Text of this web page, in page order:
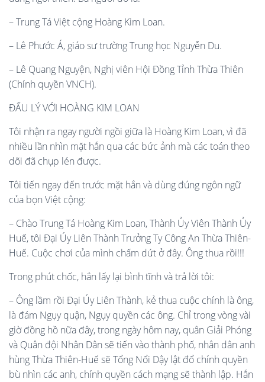
– Trung Tá Việt cộng Hoàng Kim Loan.
– Lê Phước Á, giáo sư trường Trung học Nguyễn Du.
– Lê Quang Nguyện, Nghị viên Hội Đồng Tỉnh Thừa Thiên
(Chính quyền VNCH).
ĐẤU LÝ VỚI HOÀNG KIM LOAN
Tôi nhận ra ngay người ngồi giữa là Hoàng Kim Loan, vì đã
nhiều lần nhìn mặt hắn qua các bức ảnh mà các toán theo
dõi đã chụp lén được.
Tôi tiến ngay đến trước mặt hắn và dùng đúng ngôn ngữ
của bọn Việt cộng:
– Chào Trung Tá Hoàng Kim Loan, Thành Ủy Viên Thành Ủy
Huế, tôi Đại Úy Liên Thành Trưởng Ty Công An Thừa Thiên-
Huế. Cuộc chơi của mình chấm dứt ở đây. Ông thua rồi!!!
Trong phút chốc, hắn lấy lại bình tĩnh và trả lời tôi:
– Ông lầm rồi Đại Úy Liên Thành, kẻ thua cuộc chính là ông,
là đám Ngụy quận, Ngụy quyền các ông. Chỉ trong vòng vài
giờ đồng hồ nữa đây, trong ngày hôm nay, quân Giải Phóng
và Quân đội Nhân Dân sẽ tiến vào thành phố, nhân dân anh
hùng Thừa Thiên-Huế sẽ Tổng Nổi Dậy lật đổ chính quyền
bù nhìn các anh, chính quyền cách mạng sẽ thành lập. Hắn